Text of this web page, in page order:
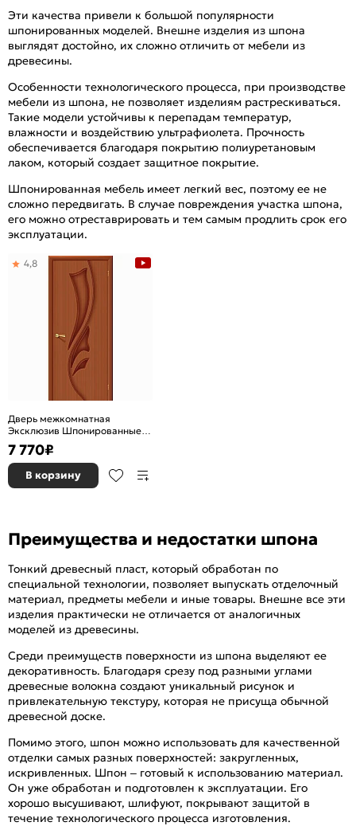
Эти качества привели к большой популярности
шпонированных моделей. Внешне изделия из шпона
выглядят достойно, их сложно отличить от мебели из
древесины.
Особенности технологического процесса, при производстве
мебели из шпона, не позволяет изделиям растрескиваться.
Такие модели устойчивы к перепадам температур,
влажности и воздействию ультрафиолета. Прочность
обеспечивается благодаря покрытию полиуретановым
лаком, который создает защитное покрытие.
Шпонированная мебель имеет легкий вес, поэтому ее не
сложно передвигать. В случае повреждения участка шпона,
его можно отреставрировать и тем самым продлить срок его
эксплуатации.
Дверь межкомнатная
Эксклюзив Шпонированные
Ф-15 (Макоре), глухая,
каркасно-щитовая
4,8
7 770₽
В корзину
Преимущества и недостатки шпона
Тонкий древесный пласт, который обработан по
специальной технологии, позволяет выпускать отделочный
материал, предметы мебели и иные товары. Внешне все эти
изделия практически не отличается от аналогичных
моделей из древесины.
Среди преимуществ поверхности из шпона выделяют ее
декоративность. Благодаря срезу под разными углами
древесные волокна создают уникальный рисунок и
привлекательную текстуру, которая не присуща обычной
древесной доске.
Помимо этого, шпон можно использовать для качественной
отделки самых разных поверхностей: закругленных,
искривленных. Шпон – готовый к использованию материал.
Он уже обработан и подготовлен к эксплуатации. Его
хорошо высушивают, шлифуют, покрывают защитой в
течение технологического процесса изготовления.